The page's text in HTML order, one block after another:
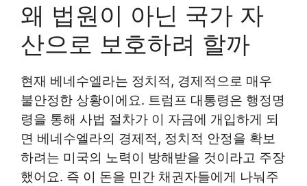
왜 법원이 아닌 국가 자
산으로 보호하려 할까
현재 베네수엘라는 정치적, 경제적으로 매우
불안정한 상황이에요. 트럼프 대통령은 행정명
령을 통해 사법 절차가 이 자금에 개입하게 되
면 베네수엘라의 경제적, 정치적 안정을 확보
하려는 미국의 노력이 방해받을 것이라고 주장
했어요. 즉 이 돈을 민간 채권자들에게 나눠주